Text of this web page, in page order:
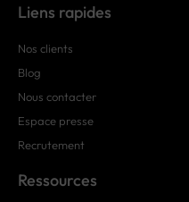
Liens rapides
Nos clients
Blog
Nous contacter
Espace presse
Recrutement
Ressources